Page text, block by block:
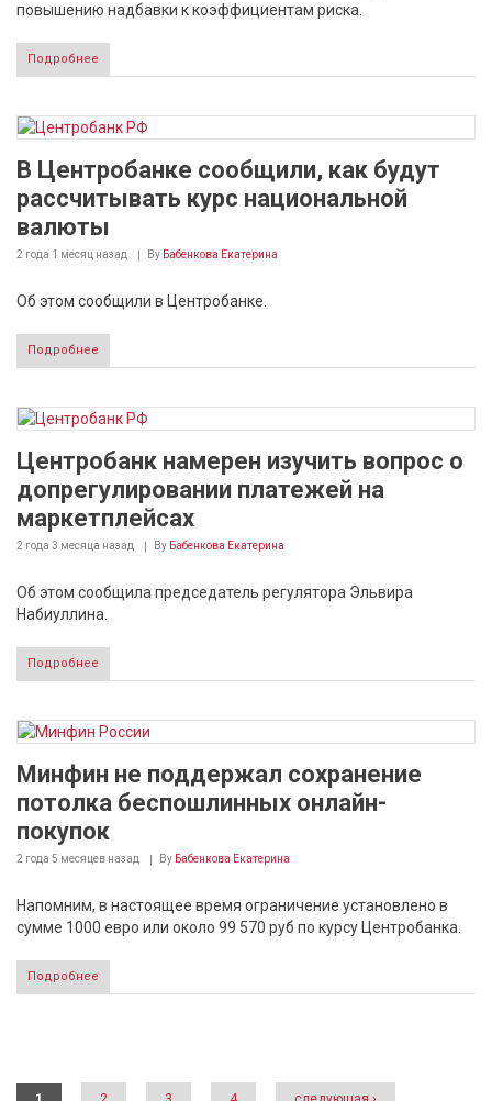
повышению надбавки к коэффициентам риска.
Подробнее
В Центробанке сообщили, как будут
рассчитывать курс национальной
валюты
2 года 1 месяц назад By Бабенкова Екатерина
Об этом сообщили в Центробанке.
Подробнее
Центробанк намерен изучить вопрос о
допрегулировании платежей на
маркетплейсах
2 года 3 месяца назад By Бабенкова Екатерина
Об этом сообщила председатель регулятора Эльвира
Набиуллина.
Подробнее
Минфин не поддержал сохранение
потолка беспошлинных онлайн-
покупок
2 года 5 месяцев назад By Бабенкова Екатерина
Напомним, в настоящее время ограничение установлено в
сумме 1000 евро или около 99 570 руб по курсу Центробанка.
Подробнее
Страницы